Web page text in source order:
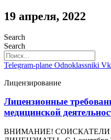
19 апреля, 2022
Search
Search
Telegram-plane Odnoklassniki Vk
Лицензирование
Лицензионные
медицинской
ВНИМАНИЕ! СОИСКАТЕЛИ